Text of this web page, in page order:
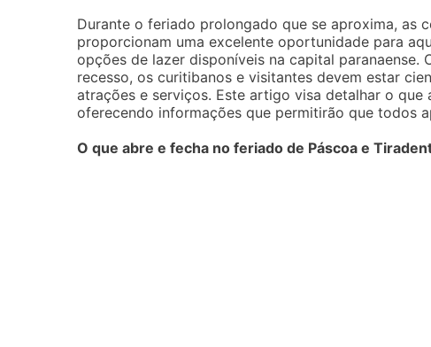
Durante o feriado prolongado que se aproxima, as
proporcionam uma excelente oportunidade para
opções de lazer disponíveis na capital
recesso, os curitibanos e visitantes devem estar
atrações e serviços. Este artigo visa detalhar o
oferecendo informações que permitirão que todos
O que abre e fecha no feriado de Páscoa e